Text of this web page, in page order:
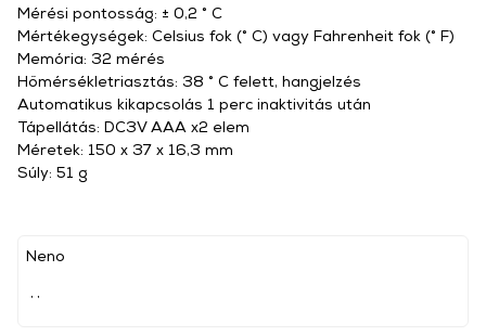
Neno
Mérési pontosság: ± 0,2 ° C
Mértékegységek: Celsius fok (° C) vagy Fahrenheit fok (° F)
Memória: 32 mérés
Hőmérsékletriasztás: 38 ° C felett, hangjelzés
Automatikus kikapcsolás 1 perc inaktivitás után
Tápellátás: DC3V AAA x2 elem
Méretek: 150 x 37 x 16,3 mm
Súly: 51 g